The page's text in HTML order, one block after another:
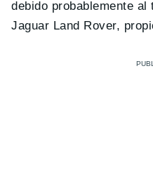
debido probablemente
Jaguar Land Rover,